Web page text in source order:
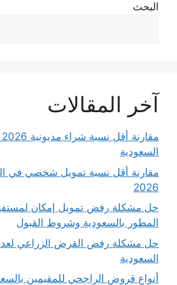
البحث
آخر المقالات
السعودية
مقارنة أقل نسبة تمويل شخصي في
2026
حل مشكلة رفض تمويل إمكان
المطور بالسعودية وشروط القبول
حل مشكلة رفض القرض الزراعي
السعودية
أنواع قروض الراجحي للمقيمين